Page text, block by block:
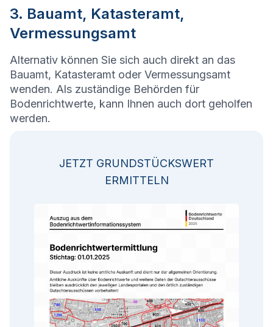
3. Bauamt, Katasteramt,
Vermessungsamt
Alternativ können Sie sich auch direkt an das
Bauamt, Katasteramt oder Vermessungsamt
wenden. Als zuständige Behörden für
Bodenrichtwerte, kann Ihnen auch dort geholfen
werden.
JETZT GRUNDSTÜCKSWERT
ERMITTELN